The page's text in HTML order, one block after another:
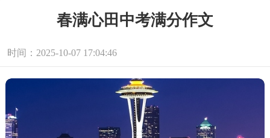
春满心田中考满分作文
时间：2025-10-07 17:04:46